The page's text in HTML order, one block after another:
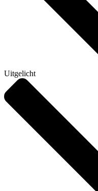
Uitgelicht